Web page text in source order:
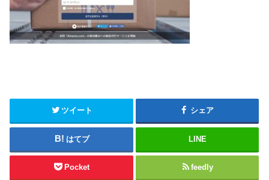
ツイート シェア
はてブ LINE
Pocket feedly